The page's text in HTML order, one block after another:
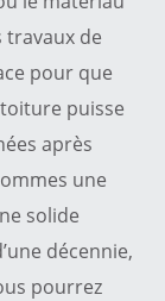
travaux de
pour que
puisse
après
une
solide
décennie,
pourrez